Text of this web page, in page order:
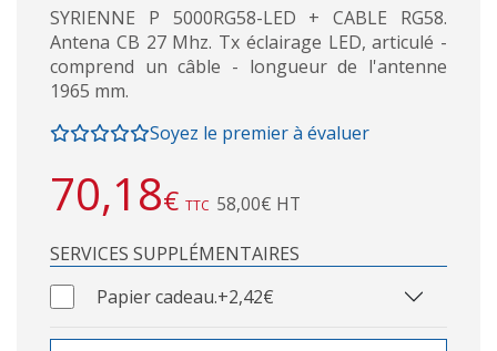
SYRIENNE P 5000RG58-LED + CABLE RG58.
Antena CB 27 Mhz. Tx éclairage LED, articulé -
comprend un câble - longueur de l'antenne
1965 mm.
Soyez le premier à évaluer
70,18€ TTC 58,00€ HT
SERVICES SUPPLÉMENTAIRES
Papier cadeau.+2,42€